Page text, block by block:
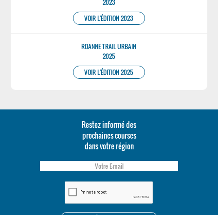
2023
VOIR L'ÉDITION 2023
ROANNE TRAIL URBAIN
2025
VOIR L'ÉDITION 2025
Restez informé des
prochaines courses
dans votre région